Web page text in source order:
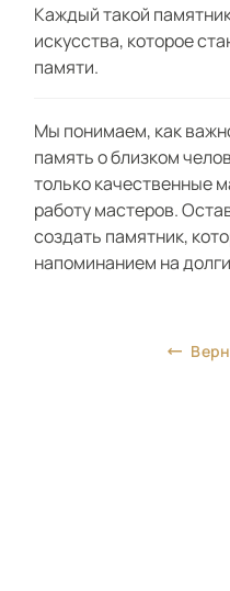
Каждый такой
искусства, которое
памяти.
Мы понимаем, как
память о близком
только качественные
работу мастеров.
создать памятник,
напоминанием на